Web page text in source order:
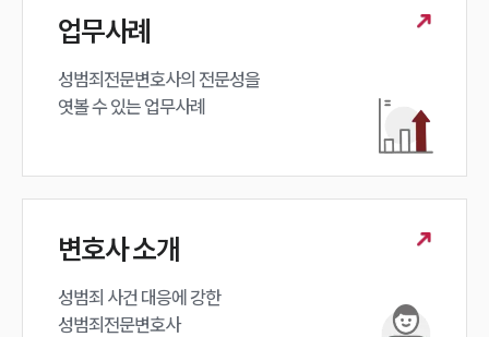
업무사례
성범죄전문변호사의 전문성을
엿볼 수 있는 업무사례
변호사 소개
성범죄 사건 대응에 강한
성범죄전문변호사